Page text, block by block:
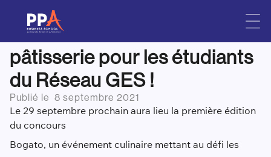
Bogato, le nouveau
concours national de
pâtisserie pour les étudiants
du Réseau GES !
Publié le 8 septembre 2021
Le 29 septembre prochain aura lieu la première édition
du concours
Bogato, un événement culinaire mettant au défi les